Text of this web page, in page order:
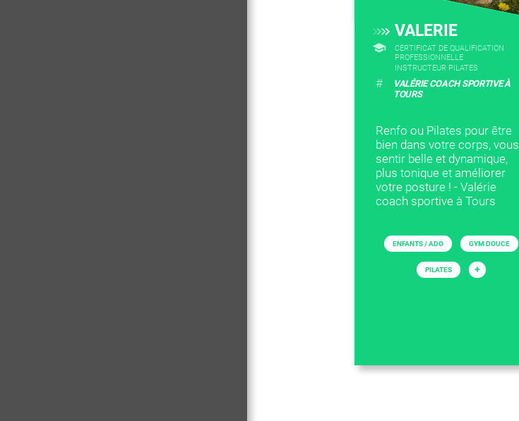
VALERIE
CERTIFICAT DE QUALIFICATION
PROFESSIONNELLE
INSTRUCTEUR PILATES
#
VALÉRIE COACH SPORTIVE À
TOURS
Renfo ou Pilates pour être
bien dans votre corps, vous
sentir belle et dynamique,
plus tonique et améliorer
votre posture ! - Valérie
coach sportive à Tours
ENFANTS / ADO GYM DOUCE
PILATES +